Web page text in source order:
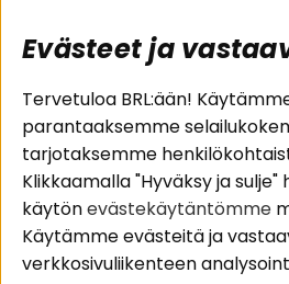
Suositut sivut
Pakettiratkaisut
Autostereot
Kaiuttimet
Päätevahvistimet
Lisätarvikkeet
Kaapelit
Evästeet ja
Tervetuloa BRL:ään!
parantaaksemme
tarjotaksemme
Klikkaamalla "Hyväksy ja
käytönevästekäytäntömme
Käytämme evästeitä ja
verkkosivuliikenteen